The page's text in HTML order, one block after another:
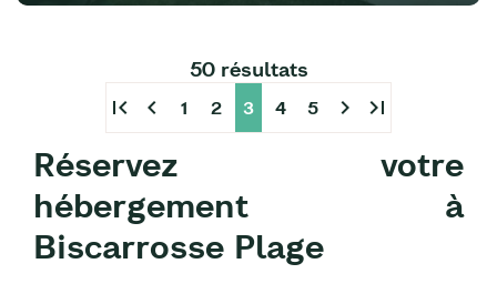
50 résultats
first_page chevron_left 1 2 3 4 5 chevron_right last_page
Réservez votre
hébergement à
Biscarrosse Plage